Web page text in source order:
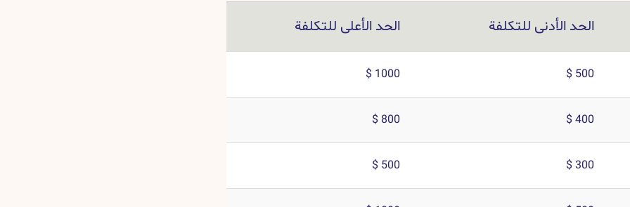
الحد الأدنى للتكلفة الحد الأعلى للتكلفة
500 $
1000 $
400 $
800 $
300 $
500 $